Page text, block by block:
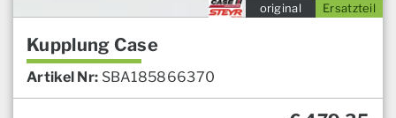
Ersatzteil
original
Kupplung Case
Artikel Nr: SBA185866370